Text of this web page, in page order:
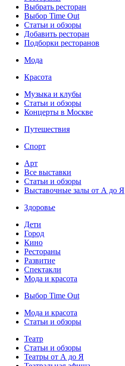
Выбрать ресторан
Выбор Time Out
Статьи и обзоры
Добавить ресторан
Подборки ресторанов
Мода
Красота
Музыка и клубы
Статьи и обзоры
Концерты в Москве
Путешествия
Спорт
Арт
Все выставки
Статьи и обзоры
Выставочные залы от А до Я
Здоровье
Дети
Город
Кино
Рестораны
Развитие
Спектакли
Мода и красота
Выбор Time Out
Мода и красота
Статьи и обзоры
Театр
Статьи и обзоры
Театры от А до Я